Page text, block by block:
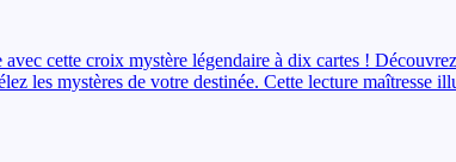
avec cette croix mystère légendaire à dix cartes !
les mystères de votre destinée. Cette lecture maîtresse